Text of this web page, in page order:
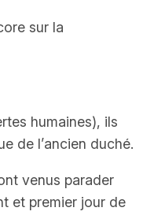
sur la
humaines), ils
de l’ancien duché.
venus parader
et premier jour de